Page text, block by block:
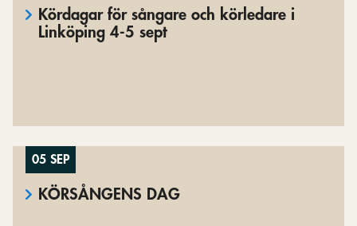
Kördagar för sångare och körledare i
Linköping 4-5 sept
05 SEP
KÖRSÅNGENS DAG